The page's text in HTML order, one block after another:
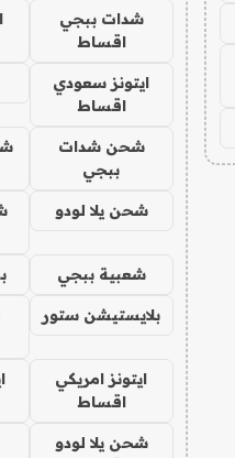
شدات ببجي
اقساط
ايتونز سعودي
اقساط
شحن شدات
ببجي
شحن يلا لودو
شعبية ببجي
بلايستيشن ستور
ايتونز امريكي
اقساط
شحن يلا لودو